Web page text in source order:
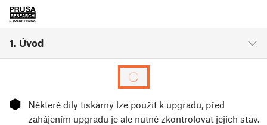
1. Úvod
⬢
Některé díly tiskárny lze použít k upgradu, před
zahájením upgradu je ale nutné zkontrolovat jejich stav.